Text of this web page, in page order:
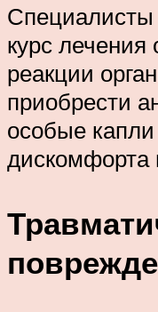
Специалисты
курс лечения
реакции
приобрести
особые
дискомфорта